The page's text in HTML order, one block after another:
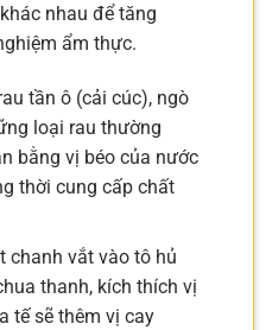
nhau để tăng
ẩm thực.
tần ô (cải cúc), ngò
loại rau thường
bằng vị béo của nước
thời cung cấp chất
chanh vắt vào tô hủ
thanh, kích thích vị
tế sẽ thêm vị cay